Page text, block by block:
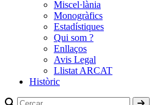
Miscel·lània
Monogràfics
Estadístiques
Qui som ?
Enllaços
Avis Legal
Llistat ARCAT
Històric